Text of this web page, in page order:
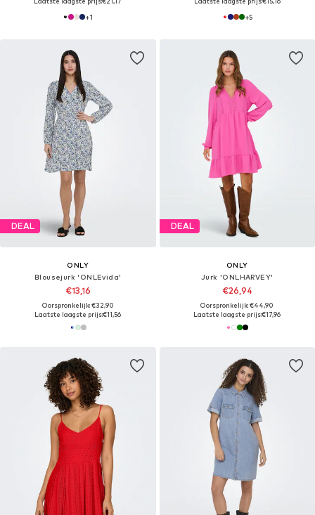
+1 +5
DEAL
ONLY
Blousejurk 'ONLEvida'
€13,16
Oorspronkelijk: €32,90
Laatste laagste prijs:€11,56
DEAL
ONLY
Jurk 'ONLHARVEY'
€26,94
Oorspronkelijk: €44,90
Laatste laagste prijs:€17,96